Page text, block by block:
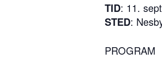
TID: 11.
STED:
PROGRAM